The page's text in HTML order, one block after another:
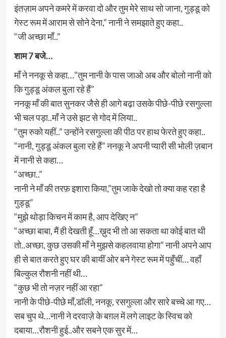
इंतज़ाम अपने कमरे में करवा दो और तुम मेरे साथ सो जाना, गुड्डू को
गेस्ट रूम में आराम से सोने देना,” नानी ने समझाते हुए कहा..
“जी अच्छा माँ..”
शाम 7 बजे…
माँ ने ननकू से कहा…”तुम नानी के पास जाओ अब और बोलो नानी को
कि गुड्डू अंकल बुला रहे हैं”
ननकू माँ की बात सुनकर जैसे ही आगे बढ़ा उसके पीछे-पीछे रसगुल्ला
भी चल पड़ा..माँ ने उसे झट से गोद में लिया..
“तुम रुको यहीं..” उन्होंने रसगुल्ला की पीठ पर हाथ फेरते हुए कहा..
“नानी, गुड्डू अंकल बुला रहे हैं” ननकू ने अपनी प्यारी सी भोली ज़बान
में नानी से कहा…
“अच्छा..”
नानी ने माँ की तरफ़ इशारा किया,”तुम जाके देखो तो क्या कह रहा है
गुड्डू”
“मुझे थोड़ा किचन में काम है, आप देखिए न”
“अच्छा बाबा, मैं ही देखती हूँ…ख़ुद भी तो आ सकता था कोई बात थी
तो..अच्छा, कुछ उसकी माँ ने मुझसे कहलवाया होगा” नानी अपने आप
ही से बात करते हुए घर की बायीं ओर बने गेस्ट रूम में पहुँचीं… वहाँ
बिल्कुल रौशनी नहीं थी…
“कुछ भी तो नज़र नहीं आ रहा”
नानी के पीछे-पीछे माँ,डॉली, ननकू, रसगुल्ला और सारे बच्चे आ गए…
सब चुप थे…नानी ने दरवाज़े के बग़ल में लगे लाइट के स्विच को
दबाया…रौशनी हुई..और सबने एक सुर में…